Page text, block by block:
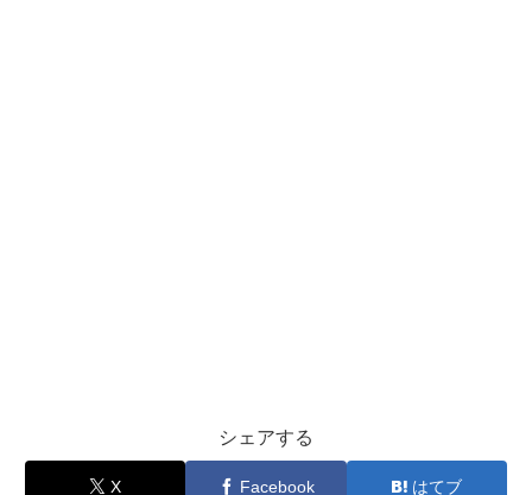
シェアする
X Facebook はてブ